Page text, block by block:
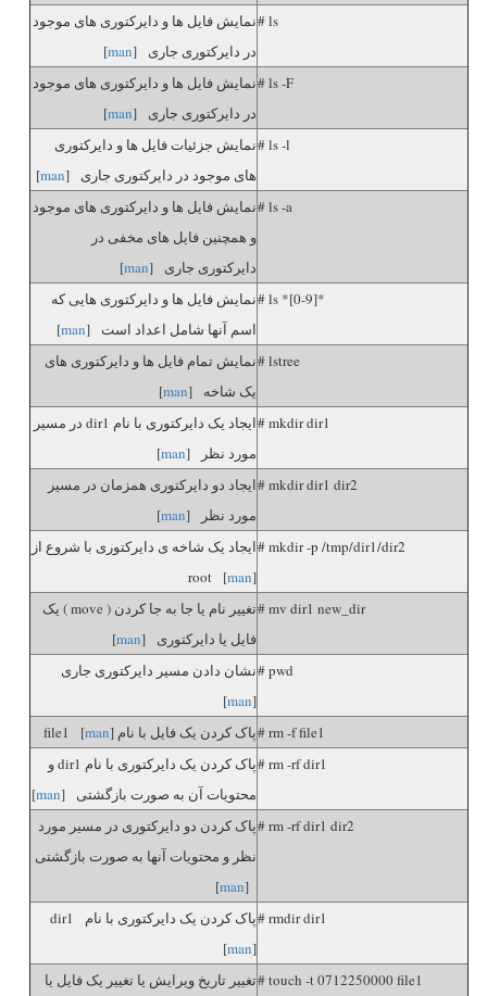
# lsنمایش فایل ها و دایرکتوری های موجود
در دایرکتوری جاری [man
]
# ls -Fنمایش فایل ها و دایرکتوری های موجود
در دایرکتوری جاری [man
]
# ls -lنمایش جزئیات فایل ها و دایرکتوری
های موجود در دایرکتوری جاری [man
]
# ls -aنمایش فایل ها و دایرکتوری های موجود
و همچنین فایل های مخفی در
دایرکتوری جاری [man
]
# ls *[0-9]*نمایش فایل ها و دایرکتوری هایی که
اسم آنها شامل اعداد است [man
]
# lstreeنمایش تمام فایل ها و دایرکتوری های
یک شاخه [man
]
# mkdir dir1
ایجاد یک دایرکتوری با نام dir1 در مسیر
مورد نظر [man
]
# mkdir dir1 dir2ایجاد دو دایرکتوری همزمان در مسیر
مورد نظر [man
]
# mkdir -p /tmp/dir1/dir2ایجاد یک شاخه ی دایرکتوری با شروع از
root [man]
# mv dir1 new_dir
تغییر نام یا جا به جا کردن ( move ) یک
فایل یا دایرکتوری [man
]
# pwdنشان دادن مسیر دایرکتوری جاری
[
man
]
# rm -f file1پاک کردن یک فایل با نام file1 [ man]
# rm -rf dir1
پاک کردن یک دایرکتوری با نام dir1 و
محتویات آن به صورت بازگشتی [man
]
# rm -rf dir1 dir2پاک کردن دو دایرکتوری در مسیر مورد
نظر و محتویات آنها به صورت بازگشتی
[
man
]
# rmdir dir1
پاک کردن یک دایرکتوری با نام dir1
[man]
# touch -t 0712250000 file1تغییر تاریخ ویرایش یا تغییر یک فایل یا